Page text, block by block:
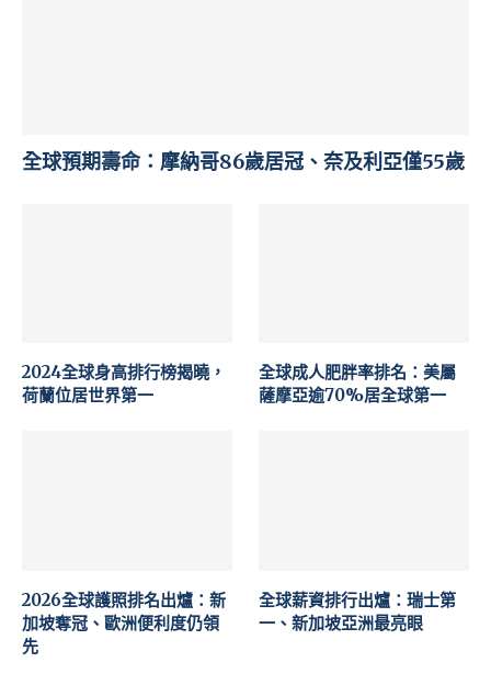
全球預期壽命：摩納哥86歲居冠、奈及利亞僅55歲
2024全球身高排行榜揭曉，
荷蘭位居世界第一
全球成人肥胖率排名：美屬
薩摩亞逾70%居全球第一
2026全球護照排名出爐：新
加坡奪冠、歐洲便利度仍領
先
全球薪資排行出爐：瑞士第
一、新加坡亞洲最亮眼